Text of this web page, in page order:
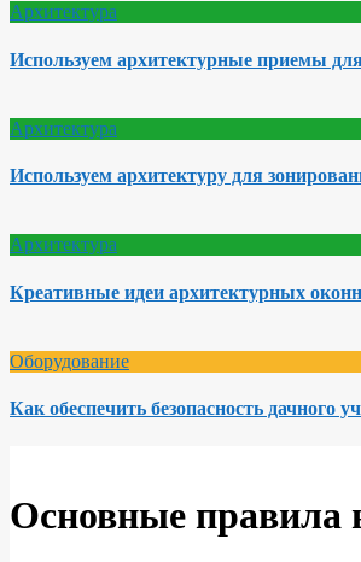
Архитектура
Используем архитектурные приемы
Архитектура
Используем архитектуру для
Архитектура
Креативные идеи архитектурных
Оборудование
Как обеспечить безопасность дачного
Основные правила